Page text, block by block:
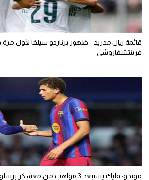
قائمة ريال مدريد - ظهور برناردو سيلفا لأول
فرينتشفاروشي
موندو: فليك يستبعد 3 مواهب من